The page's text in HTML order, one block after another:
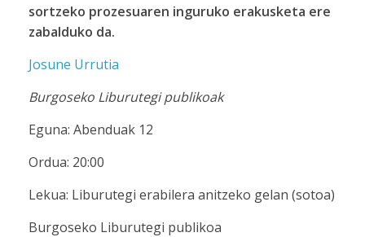
sortzeko prozesuaren inguruko erakusketa ere
zabalduko da.
Josune Urrutia
Burgoseko Liburutegi publikoak
Eguna: Abenduak 12
Ordua: 20:00
Lekua: Liburutegi erabilera anitzeko gelan (sotoa)
Burgoseko Liburutegi publikoa